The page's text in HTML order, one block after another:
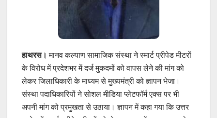
हाथरस। मानव कल्याण सामाजिक संस्था ने स्मार्ट प्रीपेड मीटरों
के विरोध में प्रदेशभर में दर्ज मुकदमों को वापस लेने की मांग को
लेकर जिलाधिकारी के माध्यम से मुख्यमंत्री को ज्ञापन भेजा।
संस्था पदाधिकारियों ने सोशल मीडिया प्लेटफॉर्म एक्स पर भी
अपनी मांग को प्रमुखता से उठाया। ज्ञापन में कहा गया कि उत्तर